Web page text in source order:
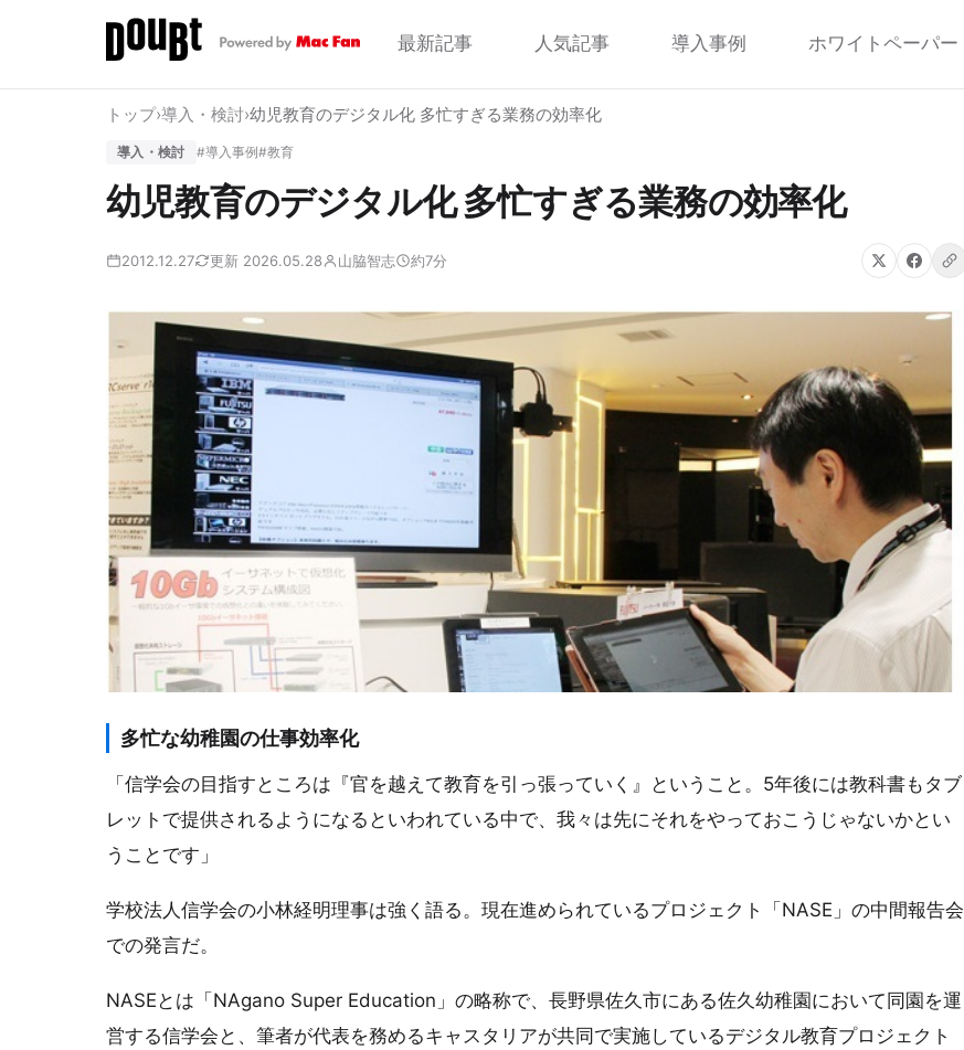
最新記事 人気記事 導入事例 ホワイトペーパー
トップ›導入・検討›幼児教育のデジタル化 多忙すぎる業務の効率化
導入・検討 #導入事例#教育
幼児教育のデジタル化 多忙すぎる業務の効率化
2012.12.27 更新 2026.05.28 山脇智志 約7分
多忙な幼稚園の仕事効率化
「信学会の目指すところは『官を越えて教育を引っ張っていく』ということ。5年後には教科書もタブ
レットで提供されるようになるといわれている中で、我々は先にそれをやっておこうじゃないかとい
うことです」
学校法人信学会の小林経明理事は強く語る。現在進められているプロジェクト「NASE」の中間報告会
での発言だ。
NASEとは「NAgano Super Education」の略称で、長野県佐久市にある佐久幼稚園において同園を運
営する信学会と、筆者が代表を務めるキャスタリアが共同で実施しているデジタル教育プロジェクト